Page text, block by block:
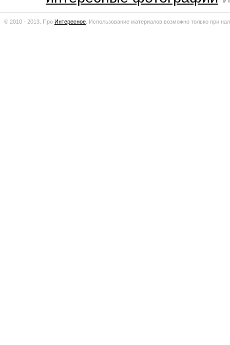
© 2010 - 2013. Про Интересное Использование материалов возможно только при